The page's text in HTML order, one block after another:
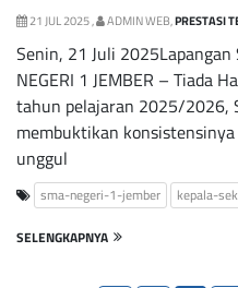
21 JUL 2025 , ADMIN WEB,PRESTASI
Senin, 21 Juli 2025Lapangan
NEGERI 1 JEMBER – Tiada
tahun pelajaran 2025/2026,
membuktikan
unggul
sma-negeri-1-jember kepala-
SELENGKAPNYA